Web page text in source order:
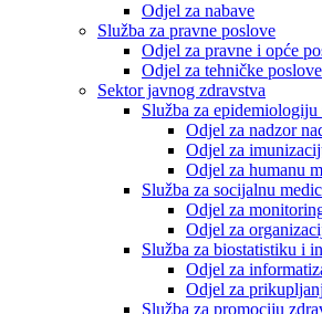
Odjel za nabave
Služba za pravne poslove
Odjel za pravne i opće
Odjel za tehničke poslove
Sektor javnog zdravstva
Služba za epidemiologiju
Odjel za nadzor
Odjel za
Odjel za humanu
Služba za socijalnu
Odjel za
Odjel za
Služba za biostatistiku i
Odjel za
Odjel za
Služba za promociju